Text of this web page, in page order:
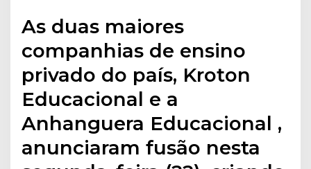
As duas maiores
companhias de ensino
privado do país, Kroton
Educacional e a
Anhanguera Educacional ,
anunciaram fusão nesta